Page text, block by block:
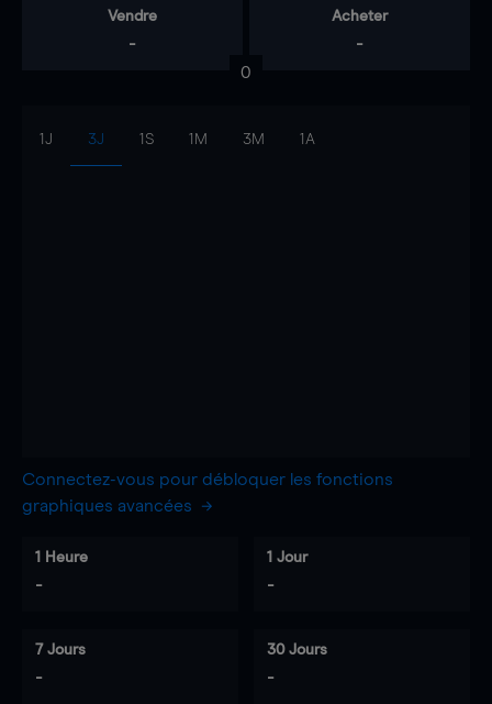
Vendre
-
Acheter
-
0
1J 3J 1S 1M 3M 1A
Connectez-vous pour débloquer les fonctions
graphiques avancées
1 Heure
-
1 Jour
-
7 Jours
-
30 Jours
-